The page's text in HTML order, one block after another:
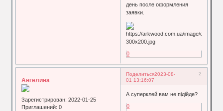
день после оформления
заявки.
0
Поделиться 2
2023-08-
01 13:16:07
Ангелина
Зарегистрирован: 2022-01-25
Приглашений: 0
А суперклей вам не підійде?
0